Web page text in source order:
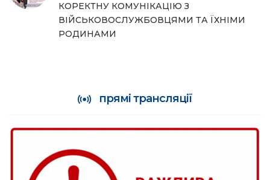
КОРЕКТНУ КОМУНІКАЦІЮ З
ВІЙСЬКОВОСЛУЖБОВЦЯМИ ТА ЇХНІМИ
РОДИНАМИ
прямі трансляції